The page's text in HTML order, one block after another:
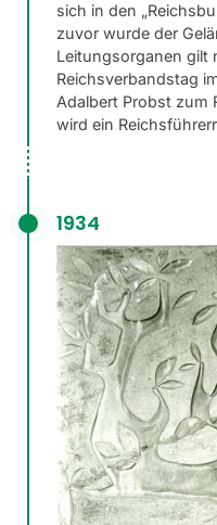
sich in den
zuvor wurde der
Leitungsorganen gilt
Reichsverbandstag
Adalbert Probst zum
wird ein
1934